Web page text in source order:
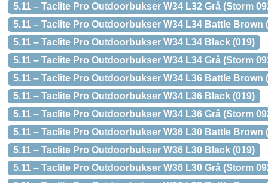
5.11 – Taclite Pro Outdoorbukser W34 L32 Grå (Storm
5.11 – Taclite Pro Outdoorbukser W34 L34 Battle Brown
5.11 – Taclite Pro Outdoorbukser W34 L34 Black (019)
5.11 – Taclite Pro Outdoorbukser W34 L34 Grå (Storm
5.11 – Taclite Pro Outdoorbukser W34 L36 Battle Brown
5.11 – Taclite Pro Outdoorbukser W34 L36 Black (019)
5.11 – Taclite Pro Outdoorbukser W34 L36 Grå (Storm
5.11 – Taclite Pro Outdoorbukser W36 L30 Battle Brown
5.11 – Taclite Pro Outdoorbukser W36 L30 Black (019)
5.11 – Taclite Pro Outdoorbukser W36 L30 Grå (Storm